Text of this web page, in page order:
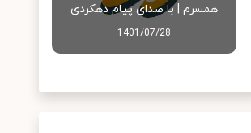
همسرم | با صدای پیام دهکردی
1401/07/28